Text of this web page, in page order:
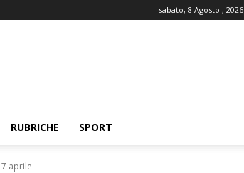
sabato, 8 Agosto , 2026
RUBRICHE SPORT
aprile